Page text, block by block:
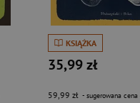
KSIĄŻKA
35,99 zł
59,99 zł - sugerowana